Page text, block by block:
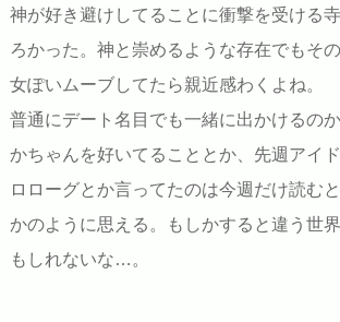
神が好き避けしてることに衝撃を受ける
ろかった。神と崇めるような存在でもそ
女ぽいムーブしてたら親近感わくよね。
普通にデート名目でも一緒に出かけるの
かちゃんを好いてることとか、先週アイ
ロローグとか言ってたのは今週だけ読む
かのように思える。もしかすると違う世
もしれないな…。